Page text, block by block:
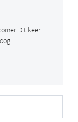
Dit keer